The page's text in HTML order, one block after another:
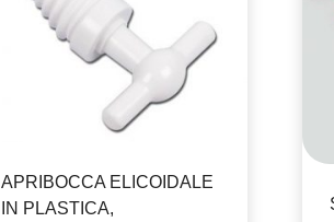
APRIBOCCA ELICOIDALE
IN PLASTICA,